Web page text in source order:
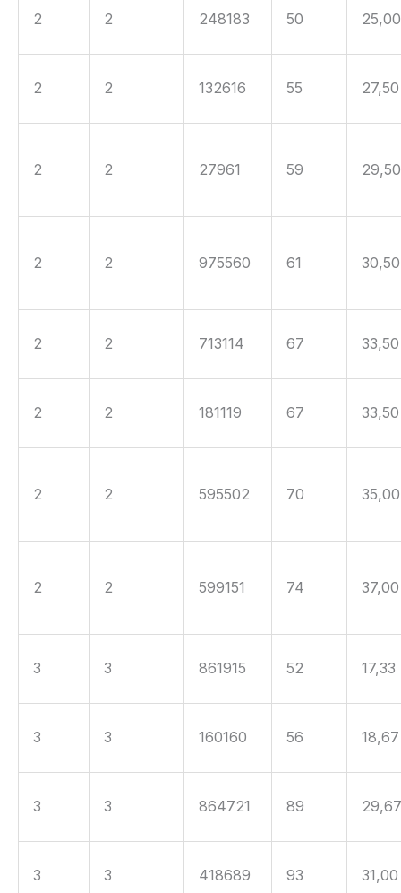
2 2 248183 50 25,00
2 2 132616 55 27,50
2 2 27961 59 29,50
2 2 975560 61 30,50
2 2 713114 67 33,50
2 2 181119 67 33,50
2 2 595502 70 35,00
2 2 599151 74 37,00
3 3 861915 52 17,33
3 3 160160 56 18,67
3 3 864721 89
3 3 418689 93 31,00